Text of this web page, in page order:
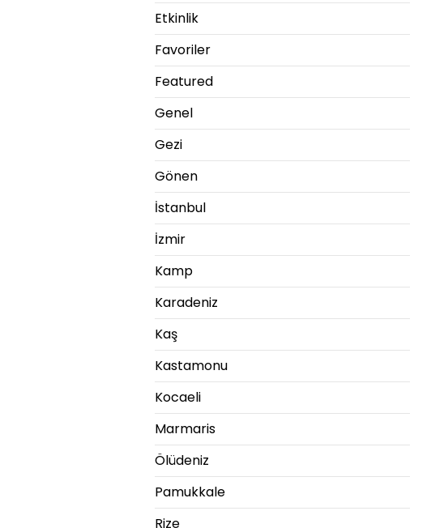
Etkinlik
Favoriler
Featured
Genel
Gezi
Gönen
İstanbul
İzmir
Kamp
Karadeniz
Kaş
Kastamonu
Kocaeli
Marmaris
Ölüdeniz
Pamukkale
Rize